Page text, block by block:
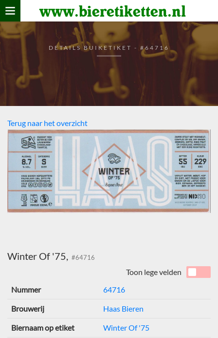
www.bieretiketten.nl
Home
verzamelen
De bierkaart
Bezoekers
DETAILS BUIKETIKET - #64716
Terug naar het overzicht
Winter Of '75, #64716
Toon lege velden
Nummer
64716
Brouwerij Haas Bieren
Biernaam op etiket Winter Of '75